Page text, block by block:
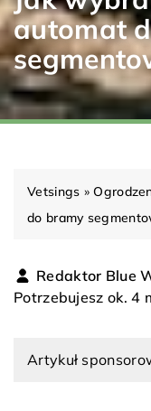
automat
Vetsings »
do bramy
Redaktor Blue
Potrzebujesz ok. 4
Artykuł